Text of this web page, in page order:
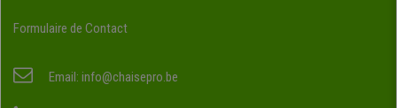
Formulaire de Contact
Email: info@chaisepro.be